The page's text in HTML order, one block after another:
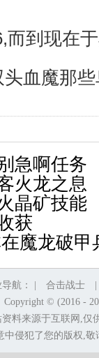
而到现在
血魔那
急啊任务
火龙之息
晶矿技能
获
魔龙破甲
航： | 合击战士
Copyright © (2016 -
资料来源于互联网,仅
中侵犯了您的版权,